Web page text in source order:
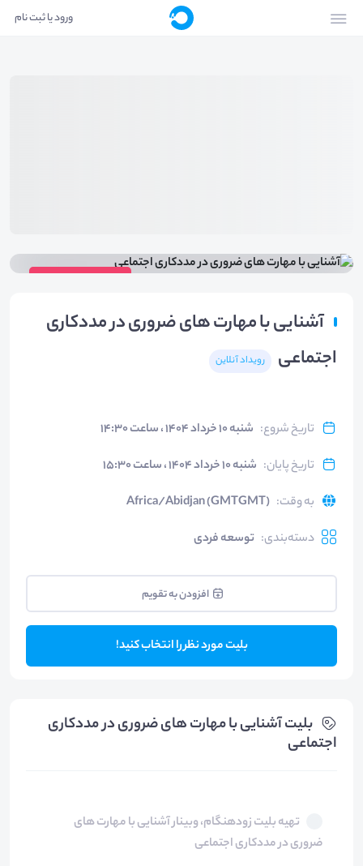
ورود یا ثبت نام
آشنایی با مهارت های ضروری در مددکاری
اجتماعی
رویداد آنلاین
تاریخ شروع: شنبه ۱۰ خرداد ۱۴۰۴ ، ساعت ۱۴:۳۰
تاریخ پایان: شنبه ۱۰ خرداد ۱۴۰۴ ، ساعت ۱۵:۳۰
به وقت:
Africa/Abidjan (GMTGMT)
دسته‌بندی: توسعه فردی
افزودن به تقویم
بلیت مورد نظر را انتخاب کنید!
بلیت‌ آشنایی با مهارت های ضروری در مددکاری
اجتماعی
تهیه بلیت زودهنگام، وبینار آشنایی با مهارت های
ضروری در مددکاری اجتماعی